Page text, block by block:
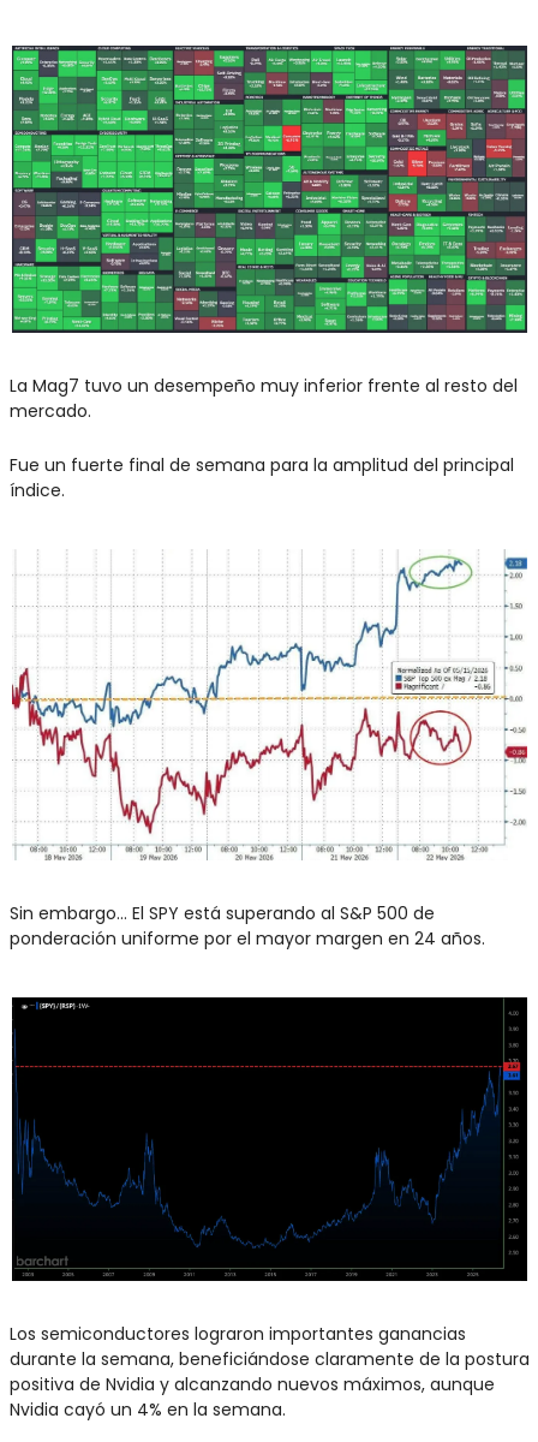
La Mag7 tuvo un desempeño muy inferior frente al resto del
mercado.
Fue un fuerte final de semana para la amplitud del principal
índice.
Sin embargo… El SPY está superando al S&P 500 de
ponderación uniforme por el mayor margen en 24 años.
Los semiconductores lograron importantes ganancias
durante la semana, beneficiándose claramente de la postura
positiva de Nvidia y alcanzando nuevos máximos, aunque
Nvidia cayó un 4% en la semana.